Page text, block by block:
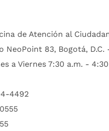
de Atención al
NeoPoint 83, Bogotá, D.C.
a Viernes 7:30 a.m. -
4492